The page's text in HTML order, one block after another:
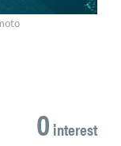
0 interest